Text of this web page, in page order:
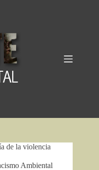
de la violencia
Ambiental